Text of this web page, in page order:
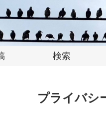
検索
プライバシ